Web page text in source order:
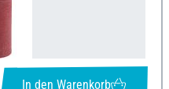
In den Warenkorb